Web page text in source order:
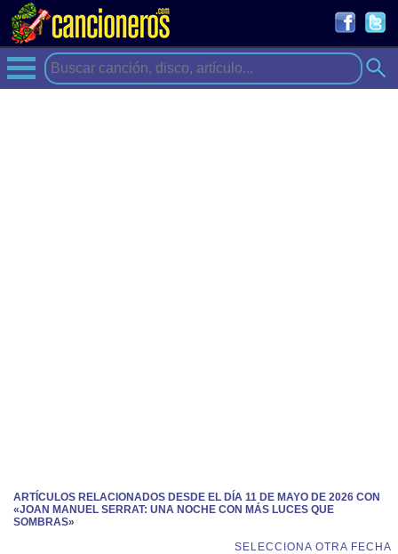
ARTÍCULOS RELACIONADOS DESDE EL DÍA 11 DE MAYO DE 2026 CON
«JOAN MANUEL SERRAT: UNA NOCHE CON MÁS LUCES QUE
SOMBRAS»
SELECCIONA OTRA FECHA